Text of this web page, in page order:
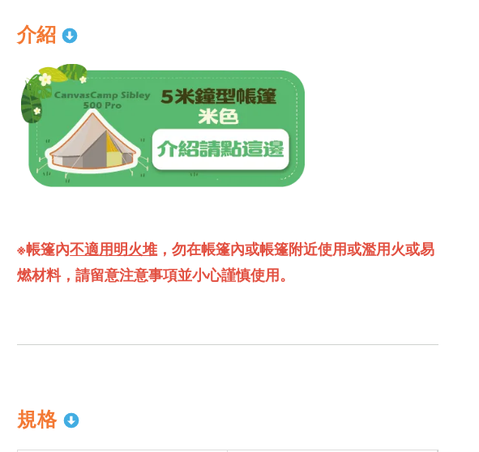
介紹
※帳篷內不適用明火堆 ，勿在帳篷內或帳篷附近使用或濫用火或易
燃材料，請留意注意事項並小心謹慎使用。
規格